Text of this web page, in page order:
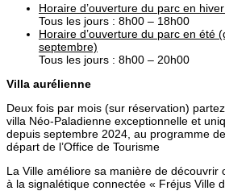
Horaire d’ouverture du parc en
Tous les jours : 8h00 – 18h00
Horaire d’ouverture du parc en été
septembre)
Tous les jours : 8h00 – 20h00
Villa aurélienne
Deux fois par mois (sur réservation)
villa Néo-Paladienne exceptionnelle et
depuis septembre 2024, au programme
départ de l’Office de Tourisme
La Ville améliore sa manière de découvrir
à la signalétique connectée « Fréjus Ville